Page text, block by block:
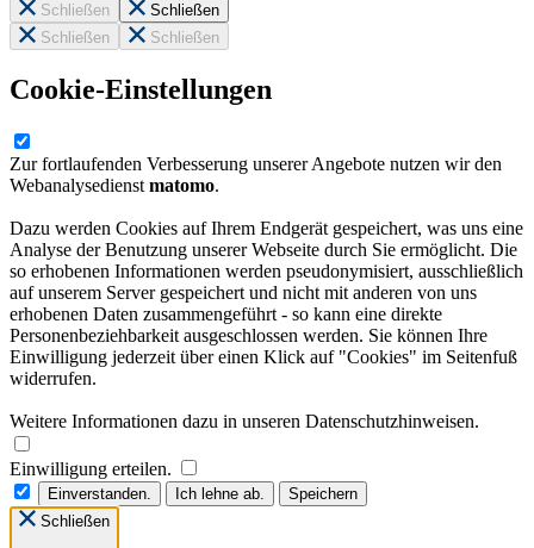
Schließen
Schließen
Schließen
Schließen
Cookie-Einstellungen
Zur fortlaufenden Verbesserung unserer Angebote nutzen wir den
Webanalysedienst matomo.
Dazu werden Cookies auf Ihrem Endgerät gespeichert, was uns eine
Analyse der Benutzung unserer Webseite durch Sie ermöglicht. Die
so erhobenen Informationen werden pseudonymisiert, ausschließlich
auf unserem Server gespeichert und nicht mit anderen von uns
erhobenen Daten zusammengeführt - so kann eine direkte
Personenbeziehbarkeit ausgeschlossen werden. Sie können Ihre
Einwilligung jederzeit über einen Klick auf "Cookies" im Seitenfuß
widerrufen.
Weitere Informationen dazu in unseren Datenschutzhinweisen.
Einwilligung erteilen.
Einverstanden. Ich lehne ab.
Speichern
Schließen